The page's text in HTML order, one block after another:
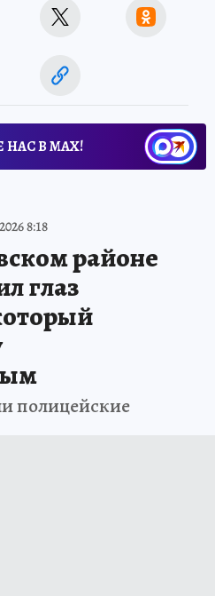
НАС В МАХ!
8:18
районе
глаз
полицейские